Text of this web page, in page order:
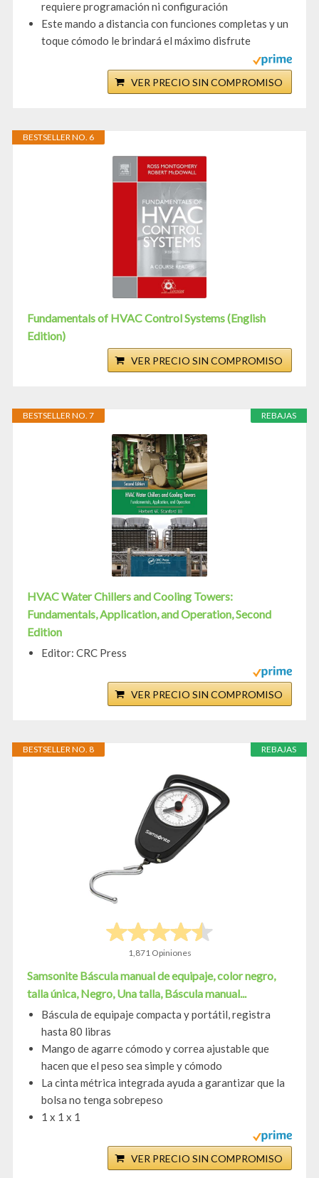
requiere programación ni configuración
Este mando a distancia con funciones completas y un
toque cómodo le brindará el máximo disfrute
VER PRECIO SIN COMPROMISO
BESTSELLER NO. 6
Fundamentals of HVAC Control Systems (English
Edition)
VER PRECIO SIN COMPROMISO
REBAJAS
BESTSELLER NO. 7
HVAC Water Chillers and Cooling Towers:
Fundamentals, Application, and Operation, Second
Edition
Editor: CRC Press
VER PRECIO SIN COMPROMISO
REBAJAS
BESTSELLER NO. 8
1,871 Opiniones
Samsonite Báscula manual de equipaje, color negro,
talla única, Negro, Una talla, Báscula manual...
Báscula de equipaje compacta y portátil, registra
hasta 80 libras
Mango de agarre cómodo y correa ajustable que
hacen que el peso sea simple y cómodo
La cinta métrica integrada ayuda a garantizar que la
bolsa no tenga sobrepeso
1 x 1 x 1
VER PRECIO SIN COMPROMISO